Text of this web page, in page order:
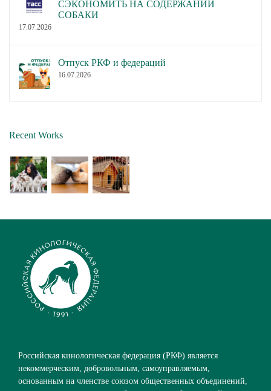
СЭКОНОМИТЬ НА СОДЕРЖАНИИ
СОБАКИ
17.07.2026
Отпуск РКФ и федераций
16.07.2026
Recent Works
Российская кинологическая федерация (РКФ) является
некоммерческим, добровольным, самоуправляемым,
основанным на членстве союзом общественных объединений,